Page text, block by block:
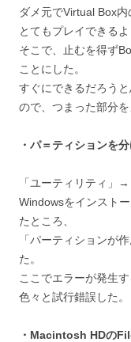
ダメ元でVirtual Box内
とてもプレイできる
そこで、止むを得ず
ことにした。
すぐにできるだろう
ので、つまった部分を
・パ＝ティションを
「ユーティリティ」
Windowsをインスト
たところ、
「パーティションが
た。
ここでエラーが発生
色々と試行錯誤した。
・Macintosh HDの